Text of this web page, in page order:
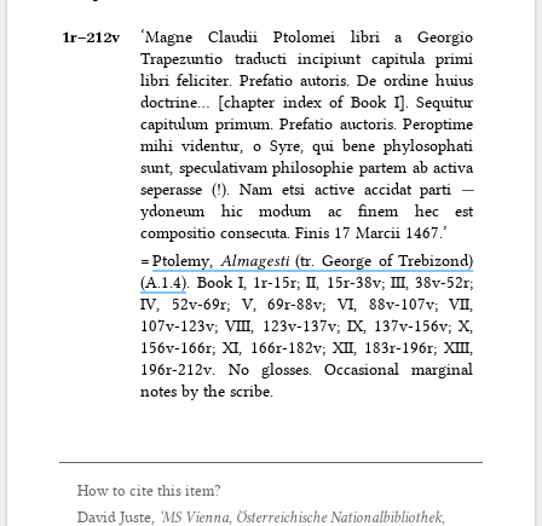
1r–⁠212v
‘Magne Claudii Ptolomei libri a Georgio
Trapezuntio traducti incipiunt capitula primi
libri feliciter. Prefatio autoris. De ordine huius
doctrine… [chapter index of Book I]. Sequitur
capitulum primum. Prefatio auctoris. Peroptime
mihi videntur, o Syre, qui bene phylosophati
sunt, speculativam philosophie partem ab activa
seperasse (!). Nam etsi active accidat parti —
ydoneum hic modum ac finem hec est
compositio consecuta. Finis 17 Marcii 1467.’
=Ptolemy, Almagesti(tr. George of Trebizond)
(A.1.4). Book I, 1r-15r; II, 15r-38v; III, 38v-52r;
IV, 52v-69r; V, 69r-88v; VI, 88v-107v; VII,
107v-123v; VIII, 123v-137v; IX, 137v-156v; X,
156v-166r; XI, 166r-182v; XII, 183r-196r; XIII,
196r-212v. No glosses. Occasional marginal
notes by the scribe.
How to cite this item?
David Juste, ‘MS Vienna, Österreichische Nationalbibliothek,